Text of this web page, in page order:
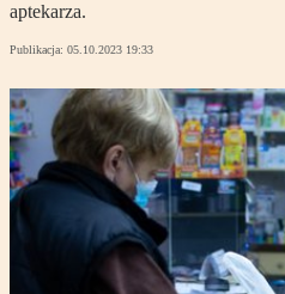
aptekarza.
Publikacja: 05.10.2023 19:33